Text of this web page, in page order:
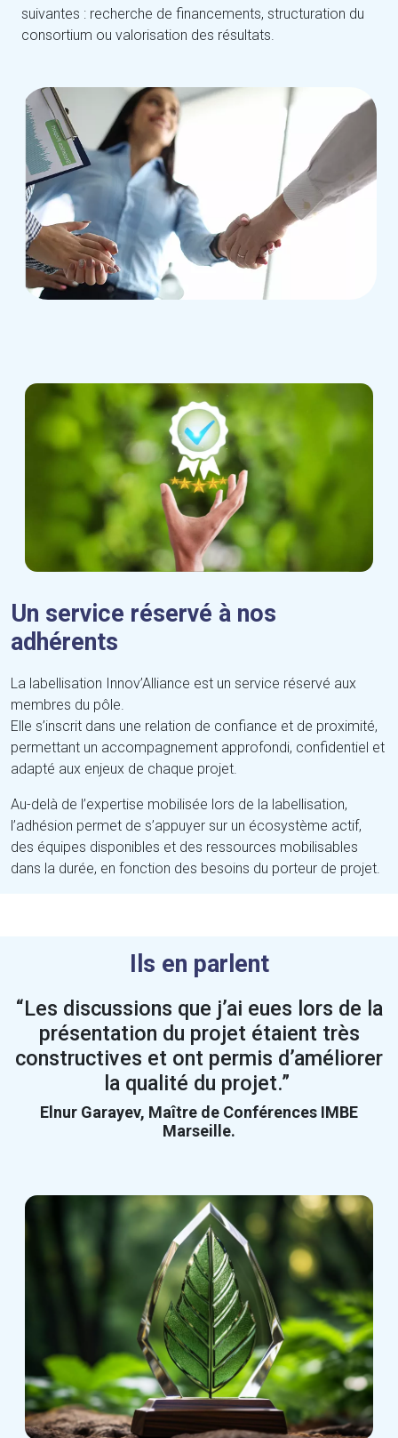
suivantes : recherche de financements, structuration du
consortium ou valorisation des résultats.
Un service réservé à nos
adhérents
La labellisation Innov’Alliance est un service réservé aux
membres du pôle.
Elle s’inscrit dans une relation de confiance et de proximité,
permettant un accompagnement approfondi, confidentiel et
adapté aux enjeux de chaque projet.
Au-delà de l’expertise mobilisée lors de la labellisation,
l’adhésion permet de s’appuyer sur un écosystème actif,
des équipes disponibles et des ressources mobilisables
dans la durée, en fonction des besoins du porteur de projet.
Ils en parlent
“Les discussions que j’ai eues lors de la
présentation du projet étaient très
constructives et ont permis d’améliorer
la qualité du projet.”
Elnur Garayev, Maître de Conférences IMBE
Marseille.